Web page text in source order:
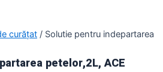
curățat / Solutie pentru indepartarea
petelor,2L, ACE